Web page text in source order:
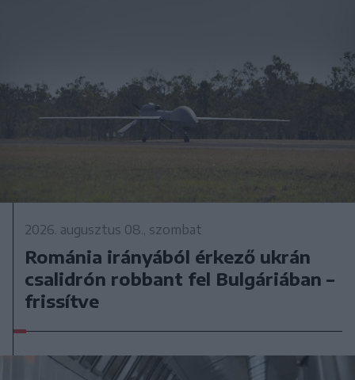
2026. augusztus 08., szombat
Románia irányából érkező ukrán
csalidrón robbant fel Bulgáriában –
frissítve